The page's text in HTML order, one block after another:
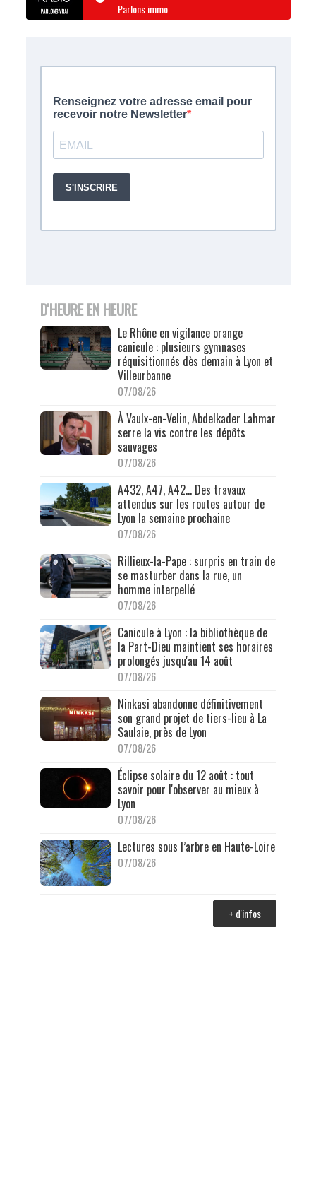
Parlons immo
D'HEURE EN HEURE
Le Rhône en vigilance orange
canicule : plusieurs gymnases
réquisitionnés dès demain à Lyon et
Villeurbanne
07/08/26
À Vaulx-en-Velin, Abdelkader Lahmar
serre la vis contre les dépôts
sauvages
07/08/26
A432, A47, A42… Des travaux
attendus sur les routes autour de
Lyon la semaine prochaine
07/08/26
Rillieux-la-Pape : surpris en train de
se masturber dans la rue, un
homme interpellé
07/08/26
Canicule à Lyon : la bibliothèque de
la Part-Dieu maintient ses horaires
prolongés jusqu'au 14 août
07/08/26
Ninkasi abandonne définitivement
son grand projet de tiers-lieu à La
Saulaie, près de Lyon
07/08/26
Éclipse solaire du 12 août : tout
savoir pour l'observer au mieux à
Lyon
07/08/26
Lectures sous l’arbre en Haute-Loire
07/08/26
+ d'infos